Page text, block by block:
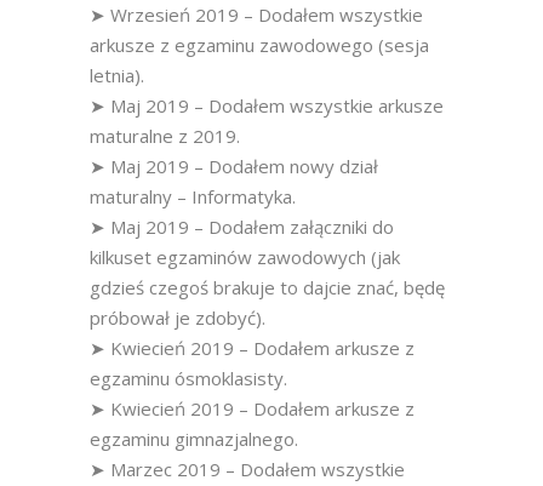
➤ Wrzesień 2019 – Dodałem wszystkie
arkusze z egzaminu zawodowego (sesja
letnia).
➤ Maj 2019 – Dodałem wszystkie arkusze
maturalne z 2019.
➤ Maj 2019 – Dodałem nowy dział
maturalny – Informatyka.
➤ Maj 2019 – Dodałem załączniki do
kilkuset egzaminów zawodowych (jak
gdzieś czegoś brakuje to dajcie znać, będę
próbował je zdobyć).
➤ Kwiecień 2019 – Dodałem arkusze z
egzaminu ósmoklasisty.
➤ Kwiecień 2019 – Dodałem arkusze z
egzaminu gimnazjalnego.
➤ Marzec 2019 – Dodałem wszystkie